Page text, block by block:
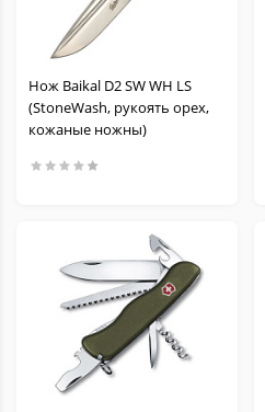
Нож Baikal D2 SW WH LS
(StoneWash, рукоять орех,
кожаные ножны)